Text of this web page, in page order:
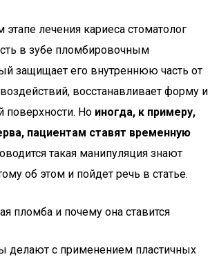
лечения кариеса стоматолог
в зубе пломбировочным
защищает его внутреннюю часть от
восстанавливает форму и
поверхности. Но иногда, к примеру,
пациентам ставят временную
такая манипуляция знают
об этом и пойдет речь в статье.
пломба и почему она ставится
делают с применением пластичных